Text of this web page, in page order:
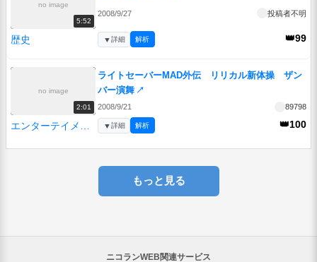
no image
5:52
2008/9/27 投稿者不明
歴史 👑99
▼詳細 解析
no image
2:01
ライトセーバーMAD外伝 リリカル新体操 ザン
バー演舞 ↗
2008/9/21 89798
👑100
▼詳細 解析
もっと見る
ニコランWEB関連サービス